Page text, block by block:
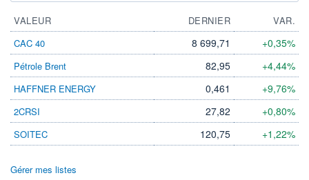
VALEUR DERNIER
VAR.
CAC 40
8 699,71 +0,35%
Pétrole Brent 82,95 +4,44%
HAFFNER ENERGY 0,461 +9,76%
2CRSI 27,82 +0,80%
SOITEC 120,75 +1,22%
Gérer mes listes